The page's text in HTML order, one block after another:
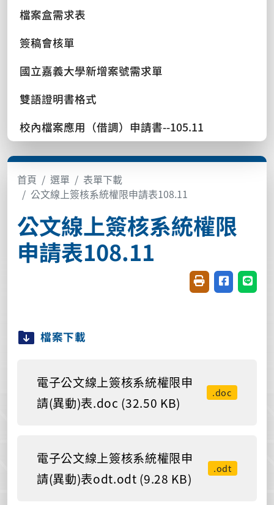
檔案盒需求表
簽稿會核單
國立嘉義大學新增案號需求單
雙語證明書格式
校內檔案應用（借調）申請書--105.11
首頁 選單
表單下載
公文線上簽核系統權限申請表108.11
公文線上簽核系統權限
申請表108.11
友善列印(開新視
分享至臉書
分享
檔案下載
電子公文線上簽核系統權限申
請(異動)表.doc (32.50 KB)
.doc
電子公文線上簽核系統權限申
請(異動)表odt.odt (9.28 KB)
.odt